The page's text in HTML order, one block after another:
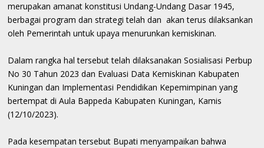
merupakan amanat konstitusi Undang-Undang Dasar 1945,
berbagai program dan strategi telah dan akan terus dilaksankan
oleh Pemerintah untuk upaya menurunkan kemiskinan.
Dalam rangka hal tersebut telah dilaksanakan Sosialisasi Perbup
No 30 Tahun 2023 dan Evaluasi Data Kemiskinan Kabupaten
Kuningan dan Implementasi Pendidikan Kepemimpinan yang
bertempat di Aula Bappeda Kabupaten Kuningan, Kamis
(12/10/2023).
Pada kesempatan tersebut Bupati menyampaikan bahwa